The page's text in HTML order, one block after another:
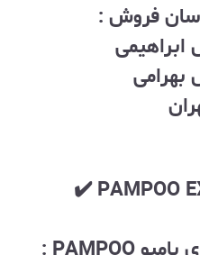
فروش :